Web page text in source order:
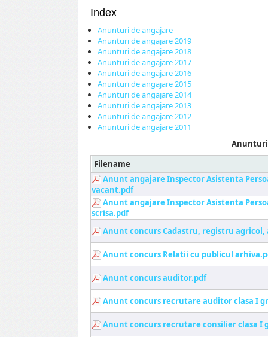
Index
Anunturi de angajare
Anunturi de angajare 2019
Anunturi de angajare 2018
Anunturi de angajare 2017
Anunturi de angajare 2016
Anunturi de angajare 2015
Anunturi de angajare 2014
Anunturi de angajare 2013
Anunturi de angajare 2012
Anunturi de angajare 2011
Anunturi
Filename
Anunt angajare Inspector Asistenta
vacant.pdf
Anunt angajare Inspector Asistenta
scrisa.pdf
Anunt concurs Cadastru, registru
Anunt concurs Relatii cu publicul
Anunt concurs auditor.pdf
Anunt concurs recrutare auditor clasa I
Anunt concurs recrutare consilier clasa I